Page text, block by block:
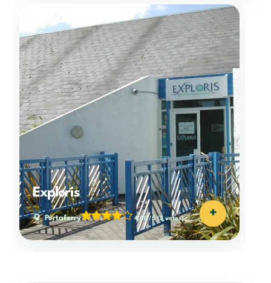
Exploris
Portaferry 4,00/5(3 votes) +